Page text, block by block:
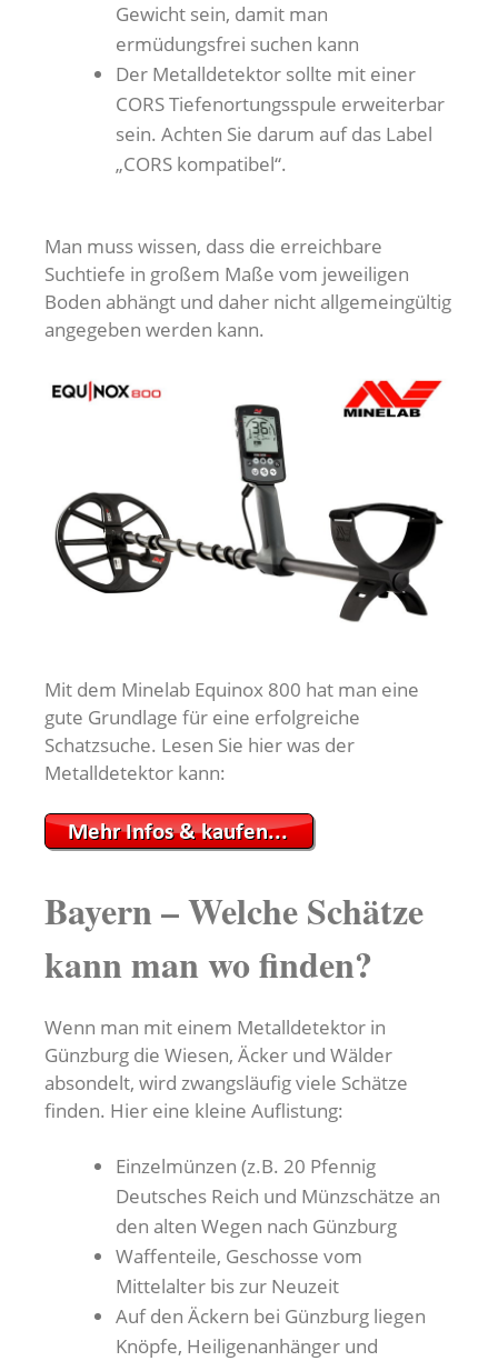
Gewicht sein, damit man
ermüdungsfrei suchen kann
Der Metalldetektor sollte mit einer
CORS Tiefenortungsspule erweiterbar
sein. Achten Sie darum auf das Label
„CORS kompatibel“.
Man muss wissen, dass die erreichbare
Suchtiefe in großem Maße vom jeweiligen
Boden abhängt und daher nicht allgemeingültig
angegeben werden kann.
Mit dem Minelab Equinox 800 hat man eine
gute Grundlage für eine erfolgreiche
Schatzsuche. Lesen Sie hier was der
Metalldetektor kann:
Bayern – Welche Schätze
kann man wo finden?
Wenn man mit einem Metalldetektor in
Günzburg die Wiesen, Äcker und Wälder
absondelt, wird zwangsläufig viele Schätze
finden. Hier eine kleine Auflistung:
Einzelmünzen (z.B. 20 Pfennig
Deutsches Reich und Münzschätze an
den alten Wegen nach Günzburg
Waffenteile, Geschosse vom
Mittelalter bis zur Neuzeit
Auf den Äckern bei Günzburg liegen
Knöpfe, Heiligenanhänger und